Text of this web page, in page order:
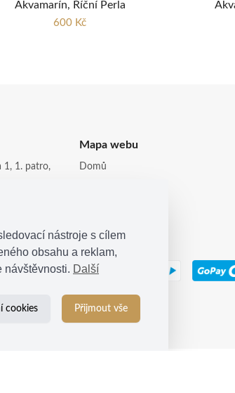
Akvamarín, Říční Perla
600 Kč
1, 1. patro,
Mapa webu
Domů
nástroje s cílem
obsahu a reklam,
návštěvnosti. Další
cookies Přijmout vše